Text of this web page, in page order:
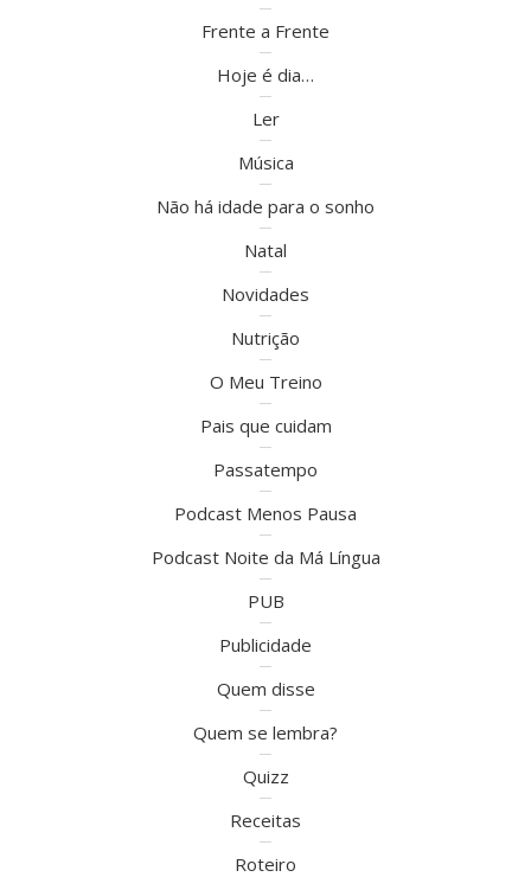
Frente a Frente
Hoje é dia…
Ler
Música
Não há idade para o sonho
Natal
Novidades
Nutrição
O Meu Treino
Pais que cuidam
Passatempo
Podcast Menos Pausa
Podcast Noite da Má Língua
PUB
Publicidade
Quem disse
Quem se lembra?
Quizz
Receitas
Roteiro